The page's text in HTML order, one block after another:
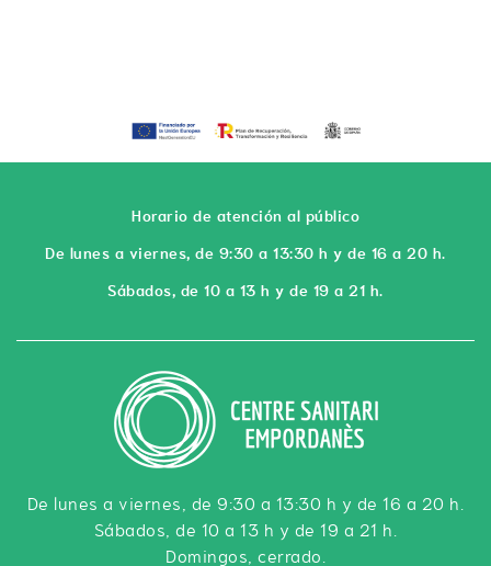
Horario de atención al público
De lunes a viernes, de 9:30 a 13:30 h y de 16 a 20 h.
Sábados, de 10 a 13 h y de 19 a 21 h.
De lunes a viernes, de 9:30 a 13:30 h y de 16 a 20 h.
Sábados, de 10 a 13 h y de 19 a 21 h.
Domingos, cerrado.